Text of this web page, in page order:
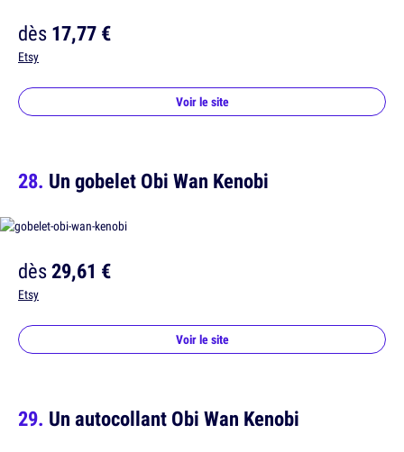
dès17,77 €
Etsy
Voir le site
Un gobelet Obi Wan Kenobi
dès29,61 €
Etsy
Voir le site
Un autocollant Obi Wan Kenobi